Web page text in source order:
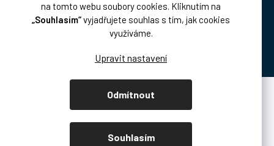
na tomto webu soubory cookies. Kliknutím na
„Souhlasím“vyjadřujete souhlas s tím, jak cookies
využíváme.
Odmítnout
Souhlasím
Platba:
Vytvořil Shoptet Premium
Copyright 2026 . Všechna práva vyhrazena.
Upravit nastavení cookies